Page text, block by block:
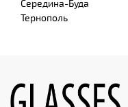
Середина-Буда
Тернополь